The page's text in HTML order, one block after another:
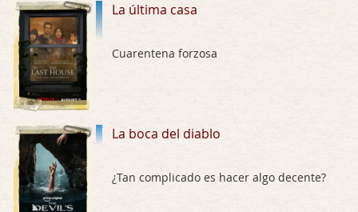
La Odisea
Por: Draghann
No sé si entrar en polémicas con respect …
Trance
Por: Luar
El señor de las moscas
Por: Luar
La última casa
Cuarentena forzosa
La boca del diablo
¿Tan complicado es hacer algo decente?